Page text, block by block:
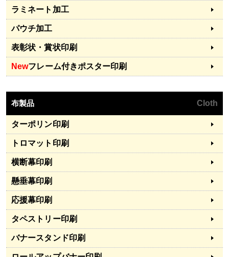
ラミネート加工
パウチ加工
表彰状・賞状印刷
Newフレーム付きポスター印刷
布製品 Cloth
ターポリン印刷
トロマット印刷
横断幕印刷
懸垂幕印刷
応援幕印刷
タペストリー印刷
バナースタンド印刷